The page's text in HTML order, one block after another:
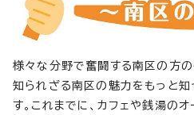
様々な分野で奮闘する南区の方の
知られざる南区の魅力をもっと
す。これまでに、カフェや銭湯の